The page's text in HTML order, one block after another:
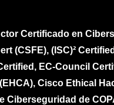
Certificado en
(CSFE), (ISC)²
EC-Council
Cisco Ethical
de